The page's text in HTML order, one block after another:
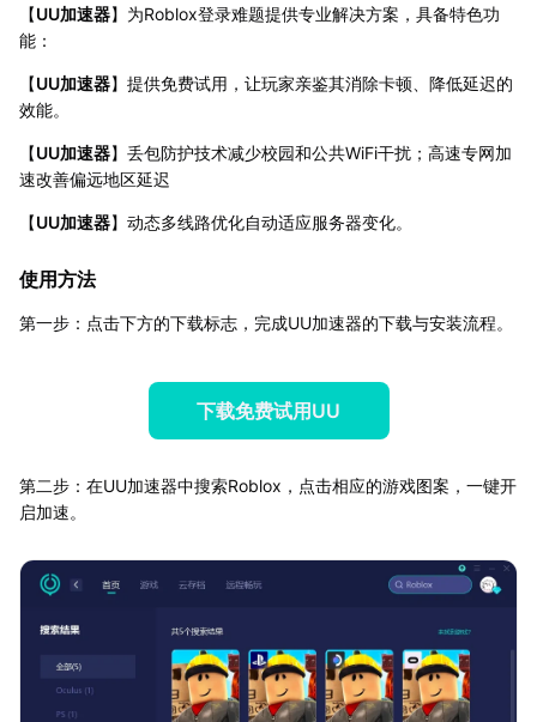
【UU加速器】为Roblox登录难题提供专业解决方案，具备特色功
能：
【UU加速器】提供免费试用，让玩家亲鉴其消除卡顿、降低延迟的
效能。
【UU加速器】丢包防护技术减少校园和公共WiFi干扰；高速专网加
速改善偏远地区延迟
【UU加速器】动态多线路优化自动适应服务器变化。
使用方法
第一步：点击下方的下载标志，完成UU加速器的下载与安装流程。
下载免费试用UU
第二步：在UU加速器中搜索Roblox，点击相应的游戏图案，一键开
启加速。